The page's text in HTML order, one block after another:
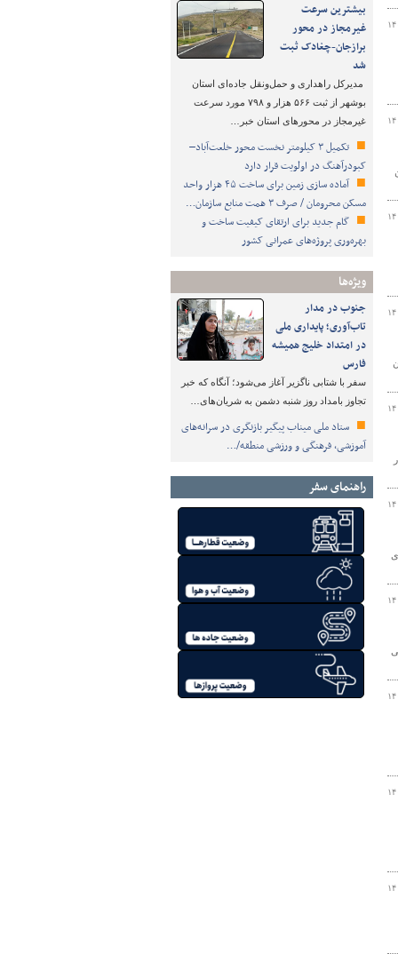
بیشترین سرعت
غیرمجاز در محور
برازجان-چغادک ثبت
شد
مدیرکل راهداری و حمل‌ونقل جاده‌ای استان
بوشهر از ثبت ۵۶۶ هزار و ۷۹۸ مورد سرعت
غیرمجاز در محورهای استان خبر…
تکمیل ۳ کیلومتر نخست محور خلعت‌آباد–
کبودرآهنگ در اولویت قرار دارد
آماده سازی زمین برای ساخت ۴۵ هزار واحد
مسکن محرومان / صرف ۳ همت منابع سازمان…
گام جدید برای ارتقای کیفیت ساخت و
بهره‌وری پروژه‌های عمرانی کشور
ویژه‌ها
جنوب در مدار
تاب‌آوری؛ پایداری ملی
در امتداد خلیج همیشه
فارس
سفر با شتابی ناگزیر آغاز می‌شود؛ آنگاه که خبر
تجاوز بامداد روز شنبه دشمن به شریان‌های…
ستاد ملی میناب پیگیر بازنگری در سرانه‌های
آموزشی، فرهنگی و ورزشی منطقه/…
راهنمای سفر